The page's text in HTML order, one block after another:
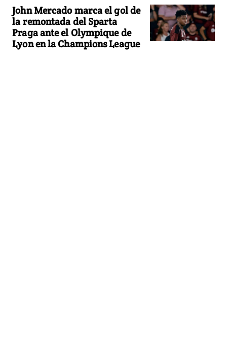
John Mercado marca el gol de
la remontada del Sparta
Praga ante el Olympique de
Lyon en la Champions League